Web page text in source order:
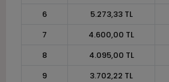
6
5.273,33 TL
7
4.600,00 TL
8
4.095,00 TL
9
3.702,22 TL